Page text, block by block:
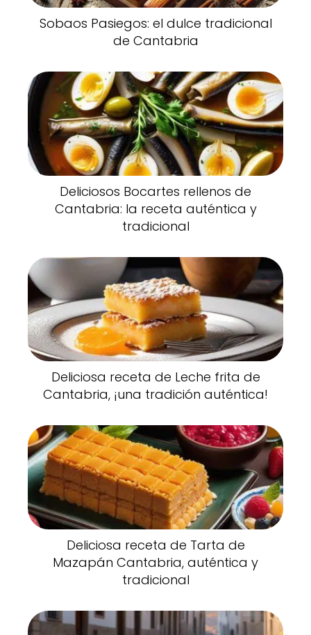
Sobaos Pasiegos: el dulce tradicional
de Cantabria
Deliciosos Bocartes rellenos de
Cantabria: la receta auténtica y
tradicional
Deliciosa receta de Leche frita de
Cantabria, ¡una tradición auténtica!
Deliciosa receta de Tarta de
Mazapán Cantabria, auténtica y
tradicional